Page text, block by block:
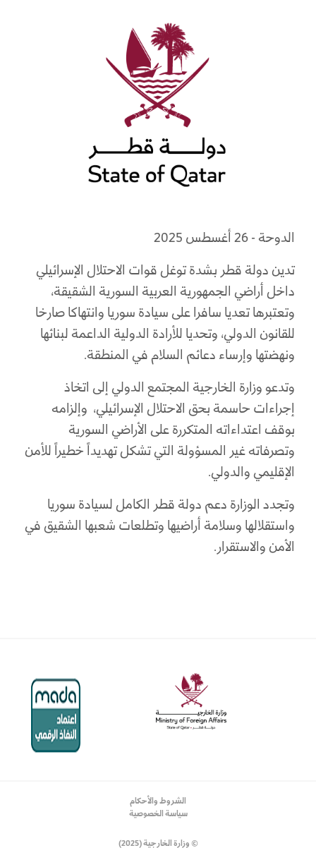
الدوحة - 26 أغسطس 2025
تدين دولة قطر بشدة توغل قوات الاحتلال الإسرائيلي
داخل أراضي الجمهورية العربية السورية الشقيقة،
وتعتبرها تعديا سافرا على سيادة سوريا وانتهاكا صارخا
للقانون الدولي، وتحديا للإرادة الدولية الداعمة لبنائها
ونهضتها وإرساء دعائم السلام في المنطقة.
وتدعو وزارة الخارجية المجتمع الدولي إلى اتخاذ
إجراءات حاسمة بحق الاحتلال الإسرائيلي، وإلزامه
بوقف اعتداءاته المتكررة على الأراضي السورية
وتصرفاته غير المسؤولة التي تشكل تهديداً خطيراً للأمن
الإقليمي والدولي.
وتجدد الوزارة دعم دولة قطر الكامل لسيادة سوريا
واستقلالها وسلامة أراضيها وتطلعات شعبها الشقيق في
الأمن والاستقرار.
© وزارة الخارجية (2025)
سياسة الخصوصية
الشروط والأحكام